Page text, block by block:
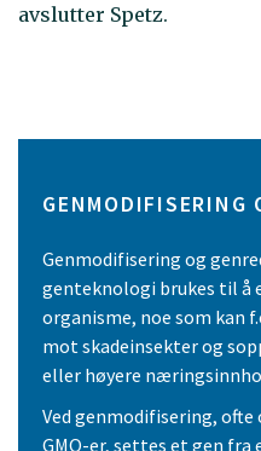
avslutter Spetz.
GENMODIFISERING
Genmodifisering og
genteknologi brukes til å
organisme, noe som kan
mot skadeinsekter og
eller høyere
Ved genmodifisering,
GMO-er, settes et gen fra